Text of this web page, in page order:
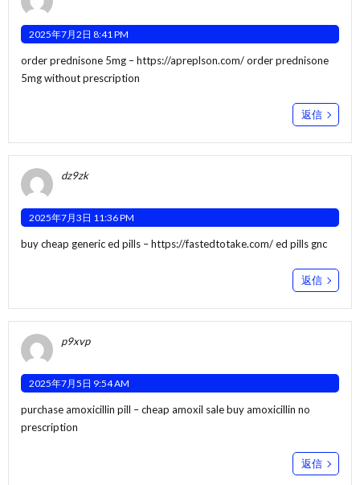
2025年7月2日 8:41 PM
order prednisone 5mg –https://apreplson.com/order prednisone
5mg without prescription
返信
dz9zk
2025年7月3日 11:36 PM
buy cheap generic ed pills –https://fastedtotake.com/ed pills gnc
返信
p9xvp
2025年7月5日 9:54 AM
purchase amoxicillin pill –cheap amoxil salebuy amoxicillin no
prescription
返信